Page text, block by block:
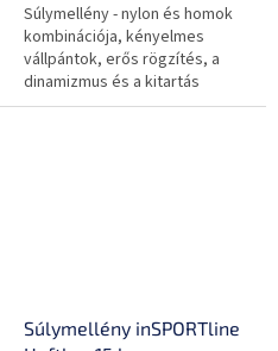
0,0
csillag.
Súlymellény - nylon és homok
kombinációja, kényelmes
vállpántok, erős rögzítés, a
dinamizmus és a kitartás
fejlesztéséhez, 5 kg.
Súlymellény inSPORTline